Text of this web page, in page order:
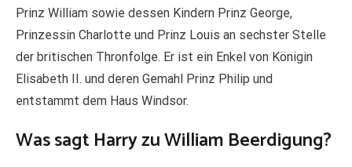
Prinz William sowie dessen Kindern Prinz George,
Prinzessin Charlotte und Prinz Louis an sechster Stelle
der britischen Thronfolge. Er ist ein Enkel von Königin
Elisabeth II. und deren Gemahl Prinz Philip und
entstammt dem Haus Windsor.
Was sagt Harry zu William Beerdigung?